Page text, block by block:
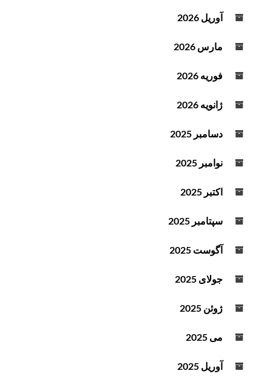
آوریل 2026
مارس 2026
فوریه 2026
ژانویه 2026
دسامبر 2025
نوامبر 2025
اکتبر 2025
سپتامبر 2025
آگوست 2025
جولای 2025
ژوئن 2025
می 2025
آوریل 2025